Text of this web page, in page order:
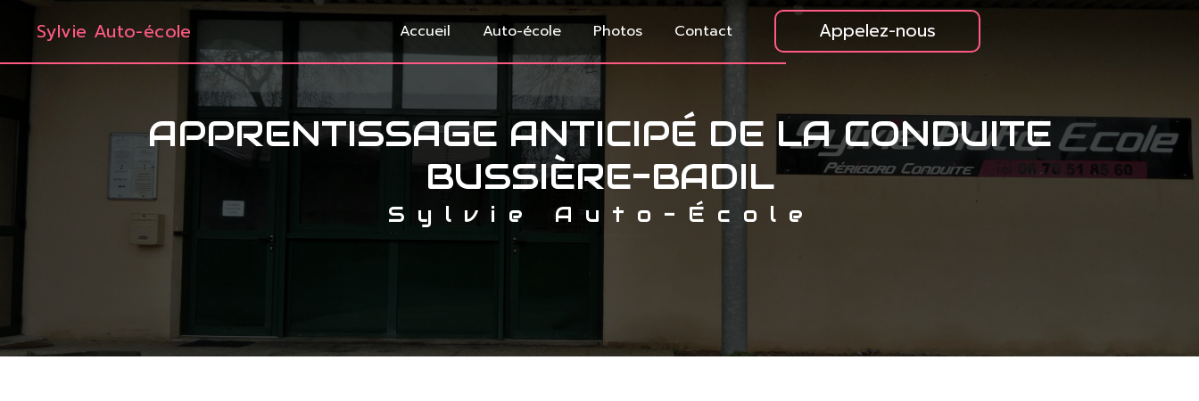
Sylvie Auto-école Accueil Auto-école Photos Contact Appelez-nous
APPRENTISSAGE ANTICIPÉ DE LA CONDUITE
BUSSIÈRE-BADIL
Sylvie Auto-École
Panneau de gestion des cookies